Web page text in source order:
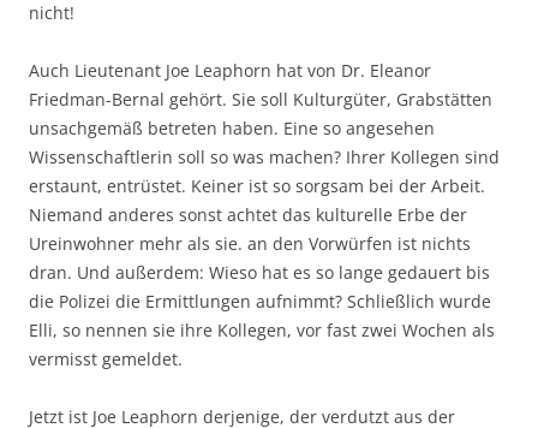
nicht!
Auch Lieutenant Joe Leaphorn hat von Dr. Eleanor
Friedman-Bernal gehört. Sie soll Kulturgüter, Grabstätten
unsachgemäß betreten haben. Eine so angesehen
Wissenschaftlerin soll so was machen? Ihrer Kollegen sind
erstaunt, entrüstet. Keiner ist so sorgsam bei der Arbeit.
Niemand anderes sonst achtet das kulturelle Erbe der
Ureinwohner mehr als sie. an den Vorwürfen ist nichts
dran. Und außerdem: Wieso hat es so lange gedauert bis
die Polizei die Ermittlungen aufnimmt? Schließlich wurde
Elli, so nennen sie ihre Kollegen, vor fast zwei Wochen als
vermisst gemeldet.
Jetzt ist Joe Leaphorn derjenige, der verdutzt aus der